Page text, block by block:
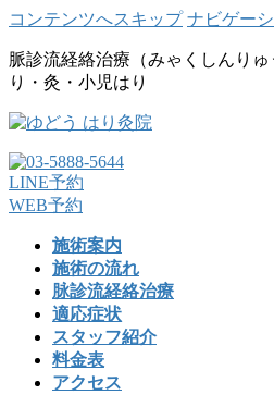
コンテンツへスキップ ナビゲー
脈診流経絡治療（みゃくしんり
り・灸・小児はり
LINE予約
WEB予約
施術案内
施術の流れ
脉診流経絡治療
適応症状
スタッフ紹介
料金表
アクセス